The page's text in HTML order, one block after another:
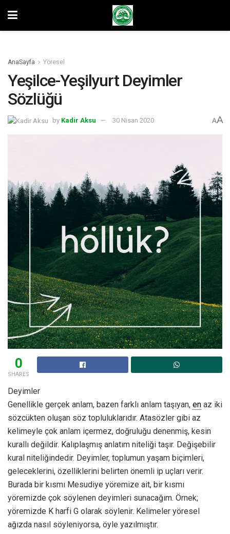
AnaSayfa Yöresel
Yeşilce-Yeşilyurt Deyimler
Sözlüğü
by Kadir Aksu 30 Nisan 2020 AA
0
SHARES
Deyimler
Genellikle gerçek anlam, bazen farklı anlam taşıyan, en az iki
sözcükten oluşan söz topluluklarıdır. Atasözler gibi az
kelimeyle çok anlam içermez, doğruluğu denenmiş, kesin
kurallı değildir. Kalıplaşmış anlatım niteliği taşır. Değişebilir
kural niteliğindedir. Deyimler, toplumun yaşam biçimleri,
geleceklerini, özelliklerini belirten önemli ip uçları verir.
Burada bir kısmı Mesudiye yöremize ait, bir kısmı
yöremizde çok söylenen deyimleri sunacağım. Örnek;
yöremizde K harfi G olarak söylenir. Kelimeler yöresel
ağızda nasıl söyleniyorsa, öyle yazılmıştır.